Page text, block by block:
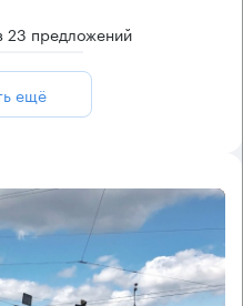
23 предложений
ещё